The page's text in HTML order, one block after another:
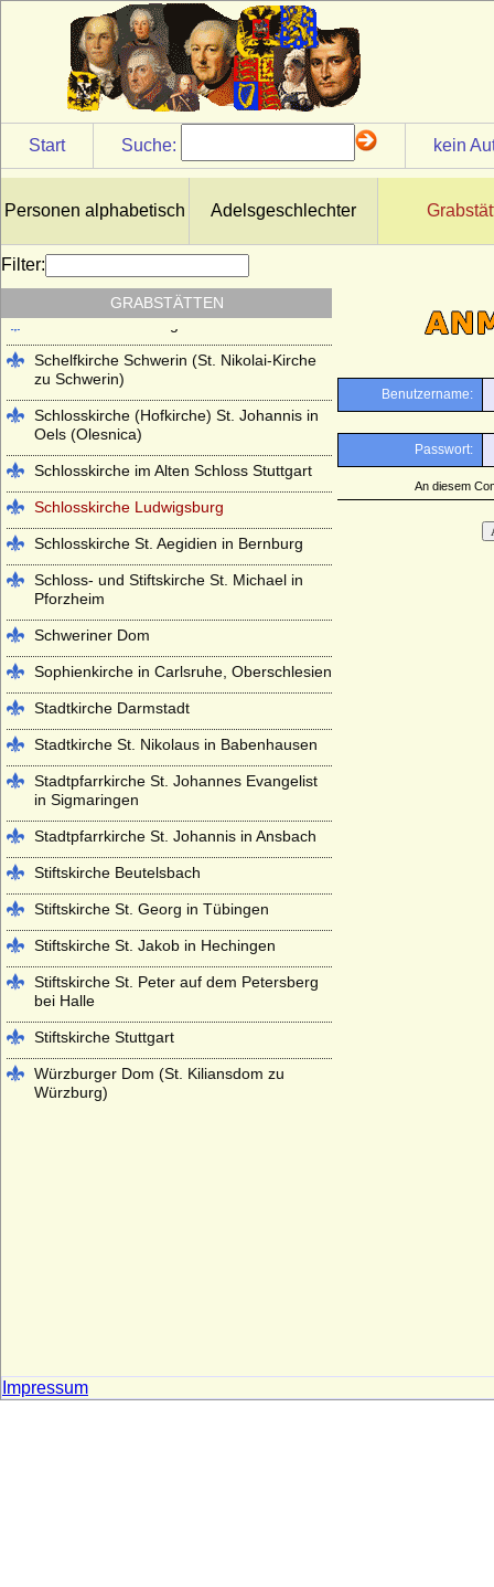
Start Suche: kein
Personen alphabetisch Adelsgeschlechter
Filter:
GRABSTÄTTEN
Kloster Lehnin
Lambertikirche in Aurich
Marienkirche Hanau (ehemals Reformierte
Kirche Hanau)
Martinskirche Kassel
Mausoleum im Schlosspark
(Offenbach a.M.)
Mausoleum Stadthagen
Parkfriedhof Meiningen
Schelfkirche Schwerin (St. Nikolai-Kirche
zu Schwerin)
Schlosskirche (Hofkirche) St. Johannis in
Oels (Olesnica)
Schlosskirche im Alten Schloss Stuttgart
Schlosskirche Ludwigsburg
Schlosskirche St. Aegidien in Bernburg
Schloss- und Stiftskirche St. Michael in
Pforzheim
Schweriner Dom
Sophienkirche in Carlsruhe, Oberschlesien
Stadtkirche Darmstadt
Stadtkirche St. Nikolaus in Babenhausen
Stadtpfarrkirche St. Johannes Evangelist
in Sigmaringen
Stadtpfarrkirche St. Johannis in Ansbach
Stiftskirche Beutelsbach
Stiftskirche St. Georg in Tübingen
Stiftskirche St. Jakob in Hechingen
Stiftskirche St. Peter auf dem Petersberg
bei Halle
Stiftskirche Stuttgart
Würzburger Dom (St. Kiliansdom zu
Würzburg)
Impressum